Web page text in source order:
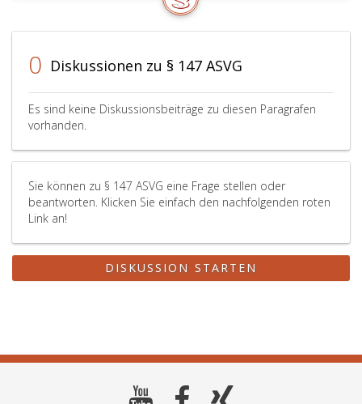
0 Diskussionen zu § 147 ASVG
Es sind keine Diskussionsbeiträge zu diesen Paragrafen
vorhanden.
Sie können zu § 147 ASVG eine Frage stellen oder
beantworten. Klicken Sie einfach den nachfolgenden roten
Link an!
DISKUSSION STARTEN